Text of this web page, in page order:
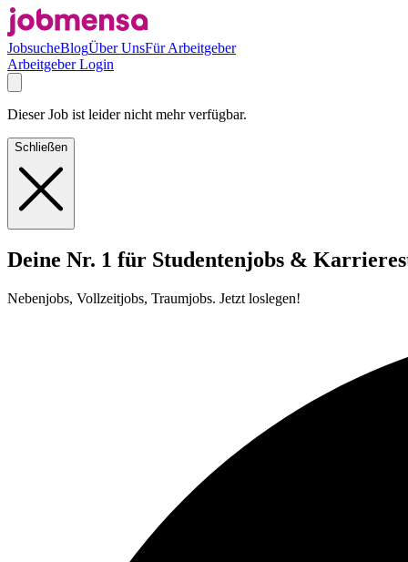
JobsucheBlogÜber UnsFür Arbeitgeber
Arbeitgeber Login
Dieser Job ist leider nicht mehr verfügbar.
Schließen
Deine Nr. 1 für Studentenjobs &
Nebenjobs, Vollzeitjobs, Traumjobs. Jetzt loslegen!